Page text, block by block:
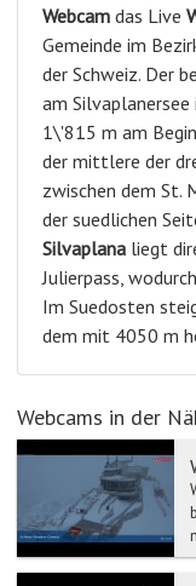
Webcam das Live
Gemeinde im
der Schweiz. Der
am
1\'815 m am
der mittlere der
zwischen dem St.
der suedlichen
Silvaplana liegt
Julierpass,
Im Suedosten
dem mit 4050 m
Webcams in der